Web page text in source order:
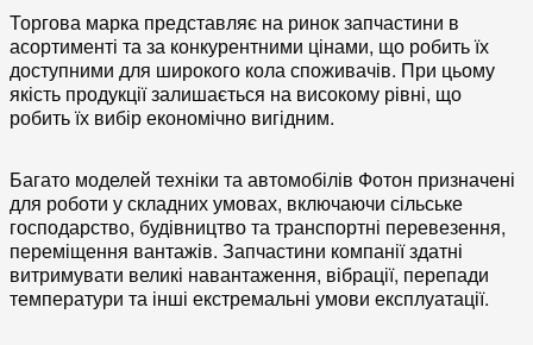
Торгова марка представляє на ринок запчастини в
асортименті та за конкурентними цінами, що робить їх
доступними для широкого кола споживачів. При цьому
якість продукції залишається на високому рівні, що
робить їх вибір економічно вигідним.
Багато моделей техніки та автомобілів Фотон призначені
для роботи у складних умовах, включаючи сільське
господарство, будівництво та транспортні перевезення,
переміщення вантажів. Запчастини компанії здатні
витримувати великі навантаження, вібрації, перепади
температури та інші екстремальні умови експлуатації.